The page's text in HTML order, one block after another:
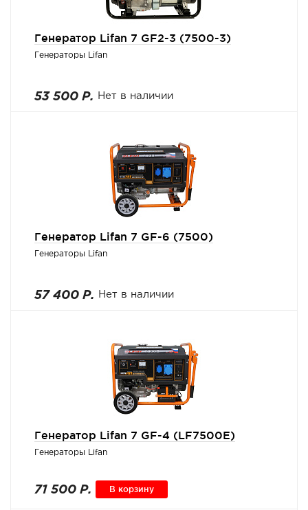
Генератор Lifan 7 GF2-3 (7500-3)
Генераторы Lifan
53 500 Р. Нет в наличии
Генератор Lifan 7 GF-6 (7500)
Генераторы Lifan
57 400 Р. Нет в наличии
Генератор Lifan 7 GF-4 (LF7500E)
Генераторы Lifan
71 500 Р. В корзину